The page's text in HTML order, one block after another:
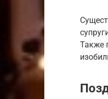
Также